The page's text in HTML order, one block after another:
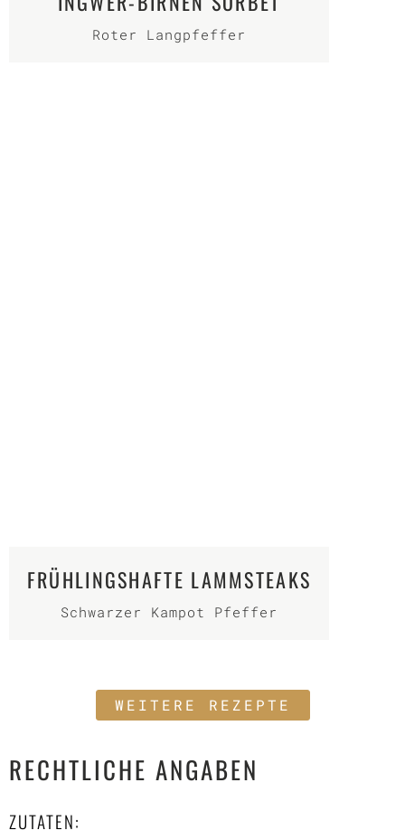
Roter Langpfeffer
FRÜHLINGSHAFTE LAMMSTEAKS
Schwarzer Kampot Pfeffer
WEITERE REZEPTE
RECHTLICHE ANGABEN
ZUTATEN: